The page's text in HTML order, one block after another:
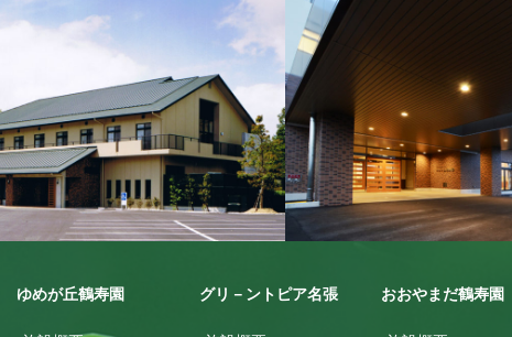
ゆめが丘鶴寿園
グリ－ントピア名張
ゆめが丘鶴寿園 グリ－ントピア名張 おおやまだ鶴寿園